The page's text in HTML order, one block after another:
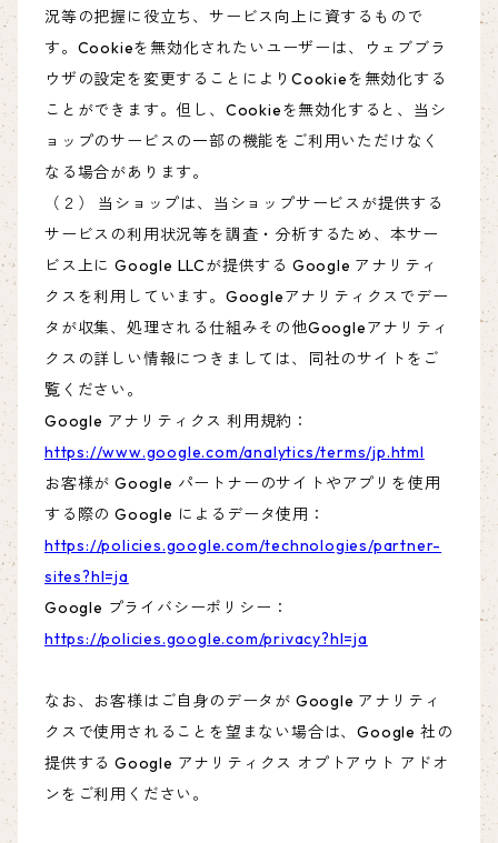
況等の把握に役立ち、サービス向上に資するもので
す。Cookieを無効化されたいユーザーは、ウェブブラ
ウザの設定を変更することによりCookieを無効化する
ことができます。但し、Cookieを無効化すると、当シ
ョップのサービスの一部の機能をご利用いただけなく
なる場合があります。
（２） 当ショップは、当ショップサービスが提供する
サービスの利用状況等を調査・分析するため、本サー
ビス上に Google LLCが提供する Google アナリティ
クスを利用しています。Googleアナリティクスでデー
タが収集、処理される仕組みその他Googleアナリティ
クスの詳しい情報につきましては、同社のサイトをご
覧ください。
Google アナリティクス 利用規約：
https://www.google.com/analytics/terms/jp.html
お客様が Google パートナーのサイトやアプリを使用
する際の Google によるデータ使用：
https://policies.google.com/technologies/partner-
sites?hl=ja
Google プライバシーポリシー：
https://policies.google.com/privacy?hl=ja
なお、お客様はご自身のデータが Google アナリティ
クスで使用されることを望まない場合は、Google 社の
提供する Google アナリティクス オプトアウト アドオ
ンをご利用ください。